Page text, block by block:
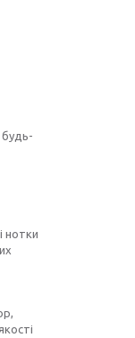
будь-
нотки